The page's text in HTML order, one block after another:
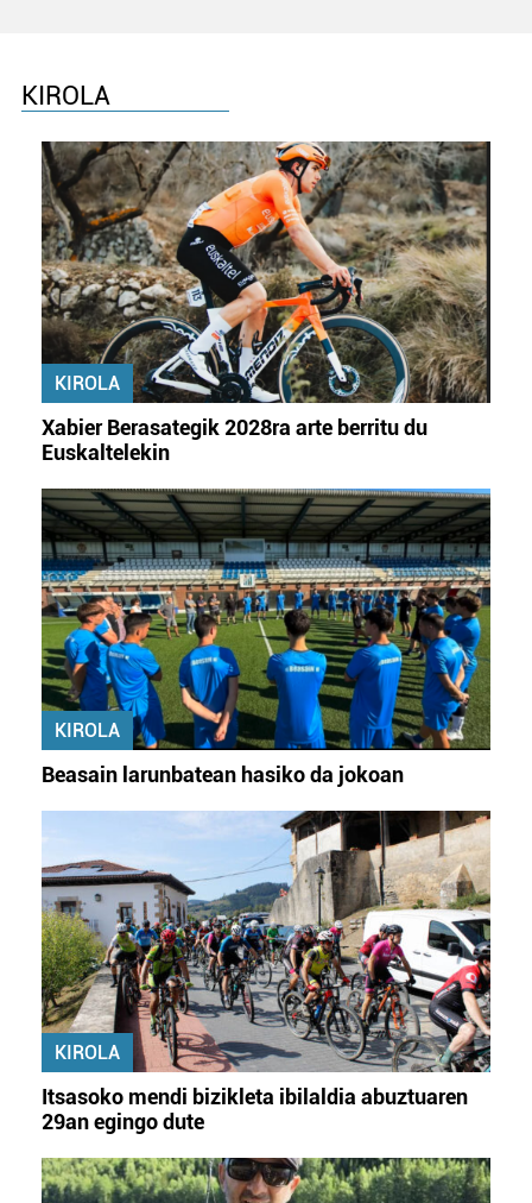
KIROLA
KIROLA
Xabier Berasategik 2028ra arte berritu du
Euskaltelekin
KIROLA
Beasain larunbatean hasiko da jokoan
KIROLA
Itsasoko mendi bizikleta ibilaldia abuztuaren
29an egingo dute